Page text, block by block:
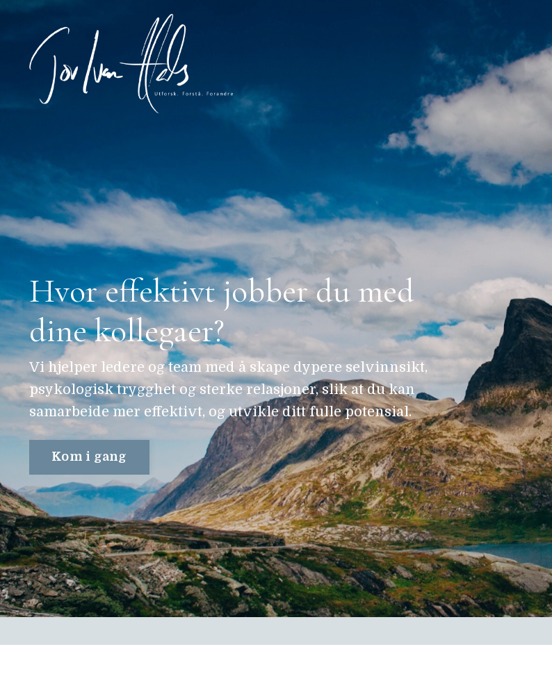
Hvor effektivt jobber du med
dine kollegaer?
Vi hjelper ledere og team med å skape dypere selvinnsikt,
psykologisk trygghet og sterke relasjoner, slik at du kan
samarbeide mer effektivt, og utvikle ditt fulle potensial.
Kom i gang